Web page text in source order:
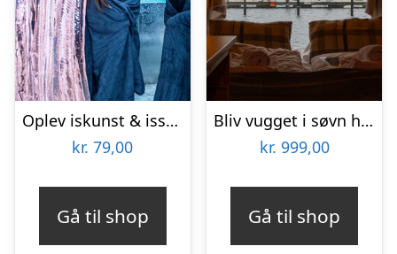
Oplev iskunst & isskulpturer
kr. 79,00
Gå til shop
Bliv vugget i søvn hos Boathouses for 2 personer
kr. 999,00
Gå til shop